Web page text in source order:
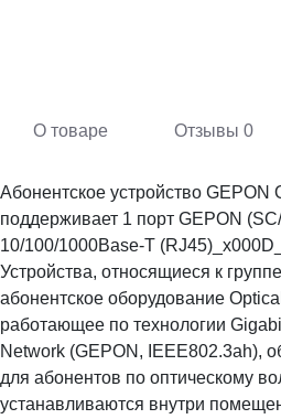
О товаре Отзывы 0
Абонентское устройство
поддерживает 1 порт GEPON
10/100/1000Base-T (RJ45)_x000D_
Устройствa, относящиеся к
абонентское оборудование
работающее по технологии
Network (GEPON, IEEE802.3ah),
для абонентов по оптическому
устанавливаются внутри